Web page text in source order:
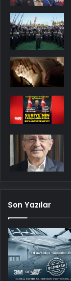
Son Yazılar